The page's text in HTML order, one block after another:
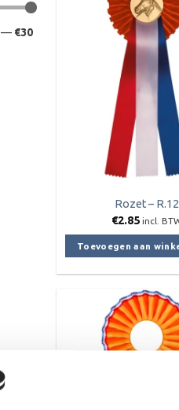
— €30
Rozet – R.12
€2.85 incl.
Toevoegen aan